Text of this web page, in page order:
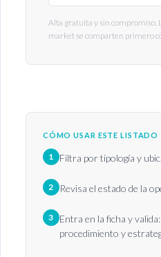
Alta gratuita y sin compromiso.
market se comparten primero
CÓMO USAR ESTE LISTADO
1 Filtra por tipología y
2 Revisa el estado de la
3 Entra en la ficha y
procedimiento y